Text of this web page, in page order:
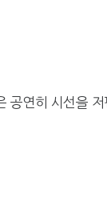
공연히 시선을 저